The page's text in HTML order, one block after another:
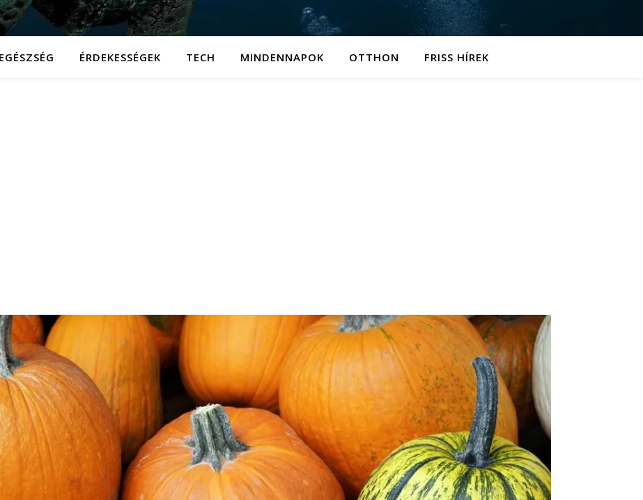
EGÉSZSÉG ÉRDEKESSÉGEK TECH MINDENNAPOK OTTHON FRISS HÍREK